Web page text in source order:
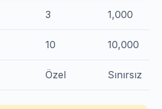
3 1,000
10 10,000
Özel Sınırsız